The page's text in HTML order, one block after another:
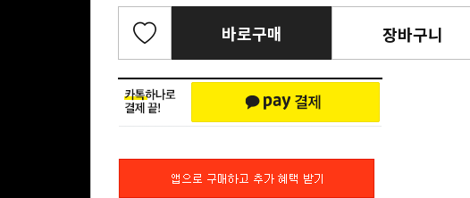
바로구매 장바구니